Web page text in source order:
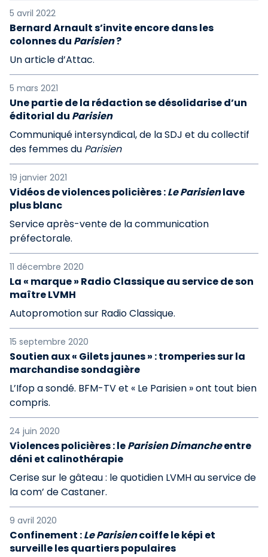
5 avril 2022
Bernard Arnault s’invite encore dans les
colonnes du Parisien?
Un article d’Attac.
5 mars 2021
Une partie de la rédaction se désolidarise d’un
éditorial du Parisien
Communiqué intersyndical, de la SDJ et du collectif
des femmes du Parisien
19 janvier 2021
Vidéos de violences policières :Le Parisienlave
plus blanc
Service après-vente de la communication
préfectorale.
11 décembre 2020
La « marque » Radio Classique au service de son
maître LVMH
Autopromotion sur Radio Classique.
15 septembre 2020
Soutien aux « Gilets jaunes » : tromperies sur la
marchandise sondagière
L’Ifop a sondé. BFM-TV et « Le Parisien » ont tout bien
compris.
24 juin 2020
Violences policières : leParisien Dimancheentre
déni et calinothérapie
Cerise sur le gâteau : le quotidien LVMH au service de
la com’ de Castaner.
9 avril 2020
Confinement :Le Parisiencoiffe le képi et
surveille les quartiers populaires